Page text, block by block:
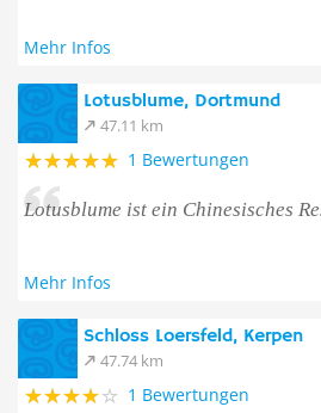
Mehr Infos
Lotusblume, Dortmund
47.11 km
1 Bewertungen
Lotusblume ist ein Chinesisches
Mehr Infos
Schloss Loersfeld, Kerpen
47.74 km
1 Bewertungen